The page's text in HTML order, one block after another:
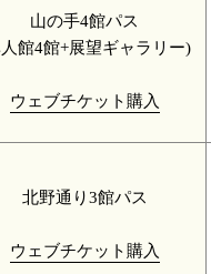
山の手4館パス
館4館+展望ギャラリー)
ウェブチケット購入
北野通り3館パス
ウェブチケット購入